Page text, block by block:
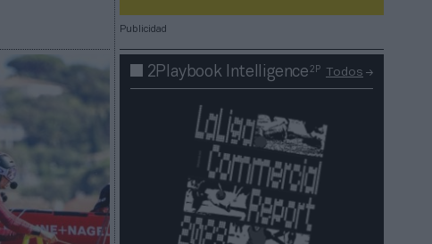
Publicidad
2Playbook Intelligence2P Todos